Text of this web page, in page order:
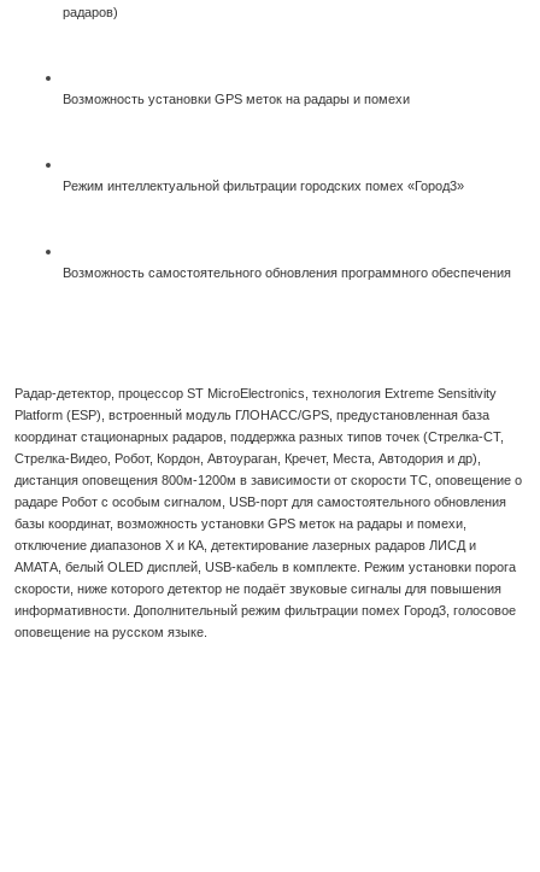
радаров)
Возможность установки GPS меток на радары и помехи
Режим интеллектуальной фильтрации городских помех «Город3»
Возможность самостоятельного обновления программного обеспечения
Радар-детектор, процессор ST MicroElectronics, технология Extreme Sensitivity
Platform (ESP), встроенный модуль ГЛОНАСС/GPS, предустановленная база
координат стационарных радаров, поддержка разных типов точек (Стрелка-СТ,
Стрелка-Видео, Робот, Кордон, Автоураган, Кречет, Места, Автодория и др),
дистанция оповещения 800м-1200м в зависимости от скорости ТС, оповещение о
радаре Робот с особым сигналом, USB-порт для самостоятельного обновления
базы координат, возможность установки GPS меток на радары и помехи,
отключение диапазонов Х и КА, детектирование лазерных радаров ЛИСД и
АМАТА, белый OLED дисплей, USB-кабель в комплекте. Режим установки порога
скорости, ниже которого детектор не подаёт звуковые сигналы для повышения
информативности. Дополнительный режим фильтрации помех Город3, голосовое
оповещение на русском языке.